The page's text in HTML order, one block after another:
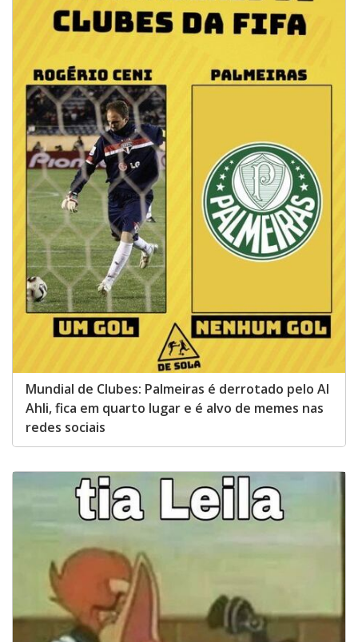
Mundial de Clubes: Palmeiras é derrotado pelo Al
Ahli, fica em quarto lugar e é alvo de memes nas
redes sociais